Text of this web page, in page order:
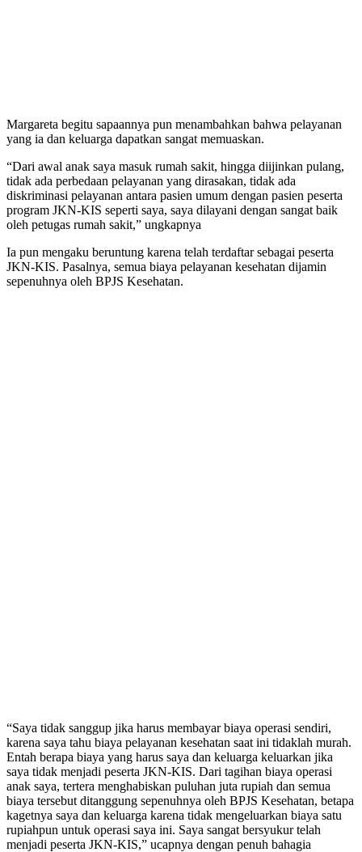
Margareta begitu sapaannya pun menambahkan bahwa pelayanan
yang ia dan keluarga dapatkan sangat memuaskan.
“Dari awal anak saya masuk rumah sakit, hingga diijinkan pulang,
tidak ada perbedaan pelayanan yang dirasakan, tidak ada
diskriminasi pelayanan antara pasien umum dengan pasien peserta
program JKN-KIS seperti saya, saya dilayani dengan sangat baik
oleh petugas rumah sakit,” ungkapnya
Ia pun mengaku beruntung karena telah terdaftar sebagai peserta
JKN-KIS. Pasalnya, semua biaya pelayanan kesehatan dijamin
sepenuhnya oleh BPJS Kesehatan.
“Saya tidak sanggup jika harus membayar biaya operasi sendiri,
karena saya tahu biaya pelayanan kesehatan saat ini tidaklah murah.
Entah berapa biaya yang harus saya dan keluarga keluarkan jika
saya tidak menjadi peserta JKN-KIS. Dari tagihan biaya operasi
anak saya, tertera menghabiskan puluhan juta rupiah dan semua
biaya tersebut ditanggung sepenuhnya oleh BPJS Kesehatan, betapa
kagetnya saya dan keluarga karena tidak mengeluarkan biaya satu
rupiahpun untuk operasi saya ini. Saya sangat bersyukur telah
menjadi peserta JKN-KIS,” ucapnya dengan penuh bahagia